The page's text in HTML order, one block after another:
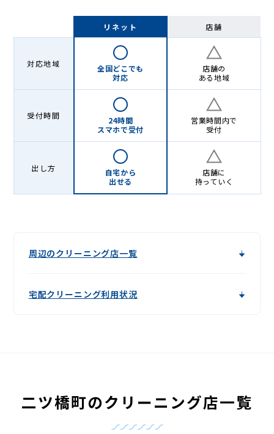
リネット 店舗
対応地域
全国どこでも
対応
店舗の
ある地域
受付時間
24時間
スマホで受付
営業時間内で
受付
出し方
自宅から
出せる
店舗に
持っていく
周辺のクリーニング店一覧
宅配クリーニング利用状況
二ツ橋町のクリーニング店一覧